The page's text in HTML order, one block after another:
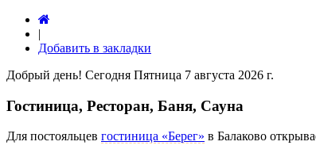
|
Добавить в закладки
Добрый день! Сегодня Пятница 7 августа 2026 г.
Гостиница, Ресторан, Баня, Сауна
Для постояльцев гостиница «Берег» в Балаково